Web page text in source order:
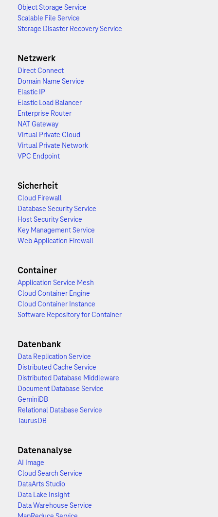
Object Storage Service
Scalable File Service
Storage Disaster Recovery Service
Netzwerk
Direct Connect
Domain Name Service
Elastic IP
Elastic Load Balancer
Enterprise Router
NAT Gateway
Virtual Private Cloud
Virtual Private Network
VPC Endpoint
Sicherheit
Cloud Firewall
Database Security Service
Host Security Service
Key Management Service
Web Application Firewall
Container
Application Service Mesh
Cloud Container Engine
Cloud Container Instance
Software Repository for Container
Datenbank
Data Replication Service
Distributed Cache Service
Distributed Database Middleware
Document Database Service
GeminiDB
Relational Database Service
TaurusDB
Datenanalyse
AI Image
Cloud Search Service
DataArts Studio
Data Lake Insight
Data Warehouse Service